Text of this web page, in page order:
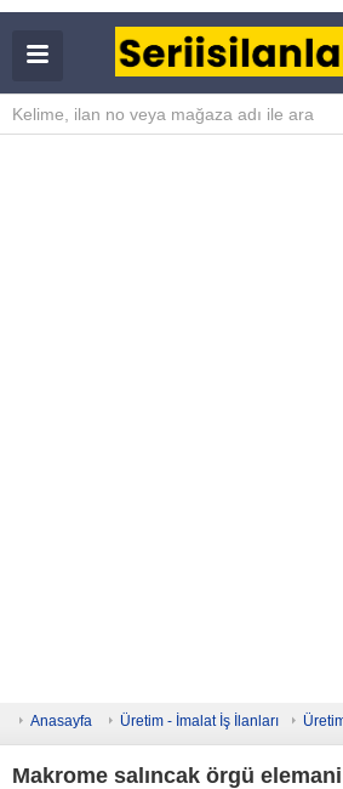
Anasayfa Üretim - İmalat İş İlanları
Makrome salıncak örgü elemani